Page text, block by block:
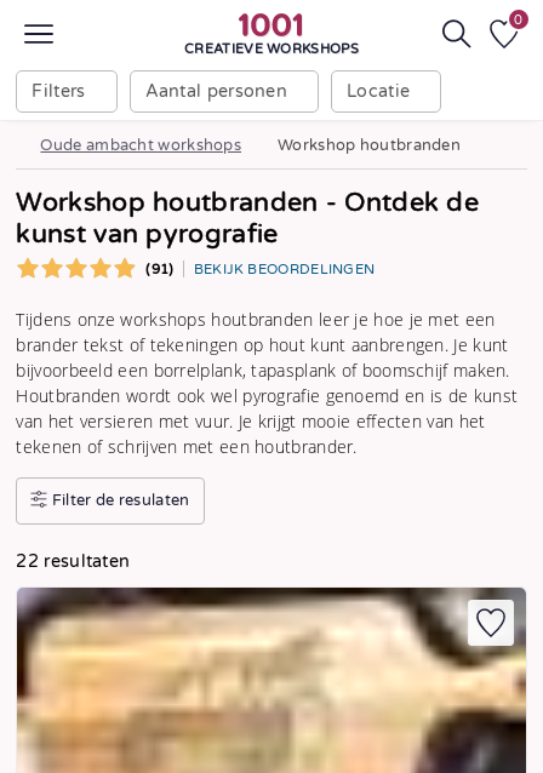
CREATIEVE WORKSHOPS
Filters Aantal personen Locatie
0
Oude ambacht workshops Workshop houtbranden
Workshop houtbranden - Ontdek de
kunst van pyrografie
(91) BEKIJK BEOORDELINGEN
Tijdens onze workshops houtbranden leer je hoe je met een
brander tekst of tekeningen op hout kunt aanbrengen. Je kunt
bijvoorbeeld een borrelplank, tapasplank of boomschijf maken.
Houtbranden wordt ook wel pyrografie genoemd en is de kunst
van het versieren met vuur. Je krijgt mooie effecten van het
tekenen of schrijven met een houtbrander.
Filter de resulaten
22 resultaten